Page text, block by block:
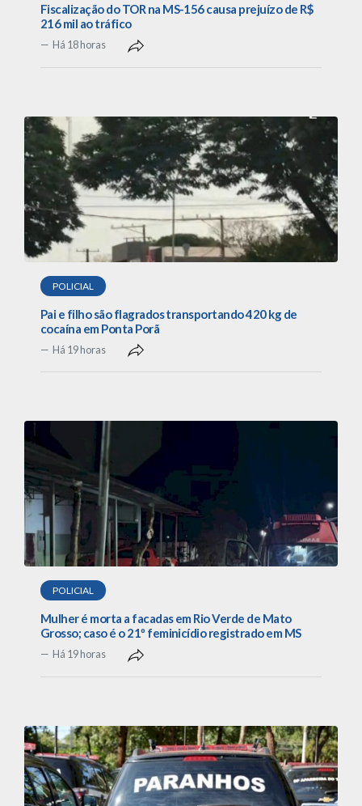
Fiscalização do TOR na MS-156 causa prejuízo de R$
216 mil ao tráfico
Há 18 horas
POLICIAL
Pai e filho são flagrados transportando 420 kg de
cocaína em Ponta Porã
Há 19 horas
POLICIAL
Mulher é morta a facadas em Rio Verde de Mato
Grosso; caso é o 21º feminicídio registrado em MS
Há 19 horas